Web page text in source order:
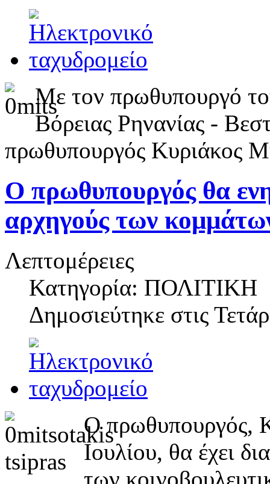
Με τον πρωθυπουργό
Βόρειας Ρηνανίας -
πρωθυπουργός Κυριάκος
Ο πρωθυπουργός θα
αρχηγούς των
Λεπτομέρειες
Κατηγορία: ΠΟΛΙΤΙΚΗ
Δημοσιεύτηκε στις
O πρωθυπουργός,
Ιουλίου, θα έχει